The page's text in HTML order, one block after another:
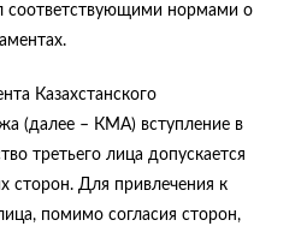
соответствующими нормами о
Казахстанского
(далее – КМА) вступление в
третьего лица допускается
сторон. Для привлечения к
помимо согласия сторон,